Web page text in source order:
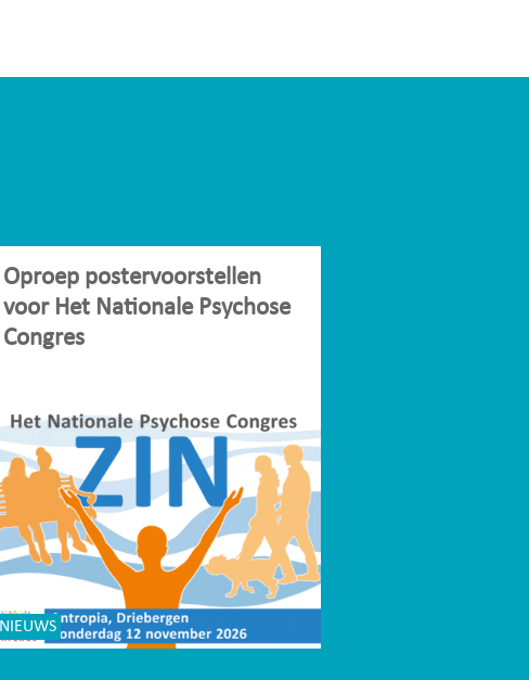
Oproep postervoorstellen
voor Het Nationale Psychose
Congres
NIEUWS